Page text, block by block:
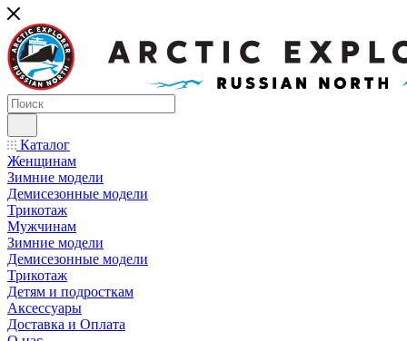
Каталог
Женщинам
Зимние модели
Демисезонные модели
Трикотаж
Мужчинам
Зимние модели
Демисезонные модели
Трикотаж
Детям и подросткам
Аксессуары
Доставка и Оплата